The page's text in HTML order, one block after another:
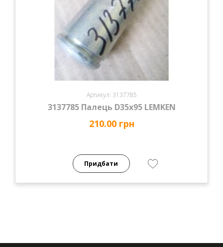
Артикул: 3137785
3137785 Палець D35x95 LEMKEN
210.00 грн
Придбати